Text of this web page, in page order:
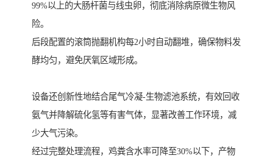
99%以上的大肠杆菌与线虫卵，彻底消除病原微生物风
险。
后段配置的滚筒抛翻机构每2小时自动翻堆，确保物料发
酵均匀，避免厌氧区域形成。
设备还创新性地结合尾气冷凝-生物滤池系统，有效回收
氨气并降解硫化氢等有害气体，显著改善工作环境，减
少大气污染。
经过完整处理流程，鸡粪含水率可降至30%以下，产物